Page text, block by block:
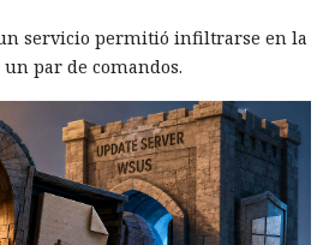
servicio permitió infiltrarse en la
par de comandos.